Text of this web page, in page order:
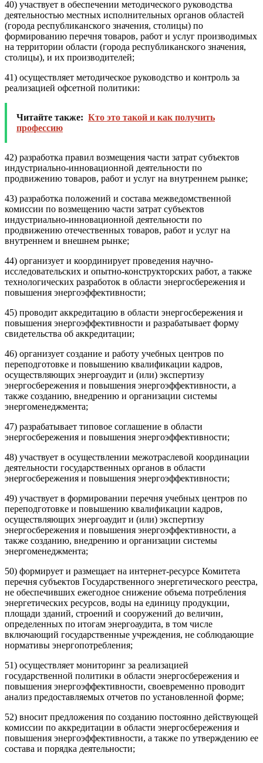
40) участвует в обеспечении методического руководства
деятельностью местных исполнительных органов областей
(города республиканского значения, столицы) по
формированию перечня товаров, работ и услуг производимых
на территории области (города республиканского значения,
столицы), и их производителей;
41) осуществляет методическое руководство и контроль за
реализацией офсетной политики:
Читайте также: Кто это такой и как получить
профессию
42) разработка правил возмещения части затрат субъектов
индустриально-инновационной деятельности по
продвижению товаров, работ и услуг на внутреннем рынке;
43) разработка положений и состава межведомственной
комиссии по возмещению части затрат субъектов
индустриально-инновационной деятельности по
продвижению отечественных товаров, работ и услуг на
внутреннем и внешнем рынке;
44) организует и координирует проведения научно-
исследовательских и опытно-конструкторских работ, а также
технологических разработок в области энергосбережения и
повышения энергоэффективности;
45) проводит аккредитацию в области энергосбережения и
повышения энергоэффективности и разрабатывает форму
свидетельства об аккредитации;
46) организует создание и работу учебных центров по
переподготовке и повышению квалификации кадров,
осуществляющих энергоаудит и (или) экспертизу
энергосбережения и повышения энергоэффективности, а
также созданию, внедрению и организации системы
энергоменеджмента;
47) разрабатывает типовое соглашение в области
энергосбережения и повышения энергоэффективности;
48) участвует в осуществлении межотраслевой координации
деятельности государственных органов в области
энергосбережения и повышения энергоэффективности;
49) участвует в формировании перечня учебных центров по
переподготовке и повышению квалификации кадров,
осуществляющих энергоаудит и (или) экспертизу
энергосбережения и повышения энергоэффективности, а
также созданию, внедрению и организации системы
энергоменеджмента;
50) формирует и размещает на интернет-ресурсе Комитета
перечня субъектов Государственного энергетического реестра,
не обеспечивших ежегодное снижение объема потребления
энергетических ресурсов, воды на единицу продукции,
площади зданий, строений и сооружений до величин,
определенных по итогам энергоаудита, в том числе
включающий государственные учреждения, не соблюдающие
нормативы энергопотребления;
51) осуществляет мониторинг за реализацией
государственной политики в области энергосбережения и
повышения энергоэффективности, своевременно проводит
анализ предоставляемых отчетов по установленной форме;
52) вносит предложения по созданию постоянно действующей
комиссии по аккредитации в области энергосбережения и
повышения энергоэффективности, а также по утверждению ее
состава и порядка деятельности;